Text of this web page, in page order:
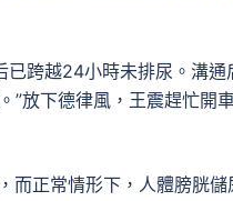
已跨越24小時未排尿。溝通
”放下德律風，王震趕忙開
而正常情形下，人體膀胱儲